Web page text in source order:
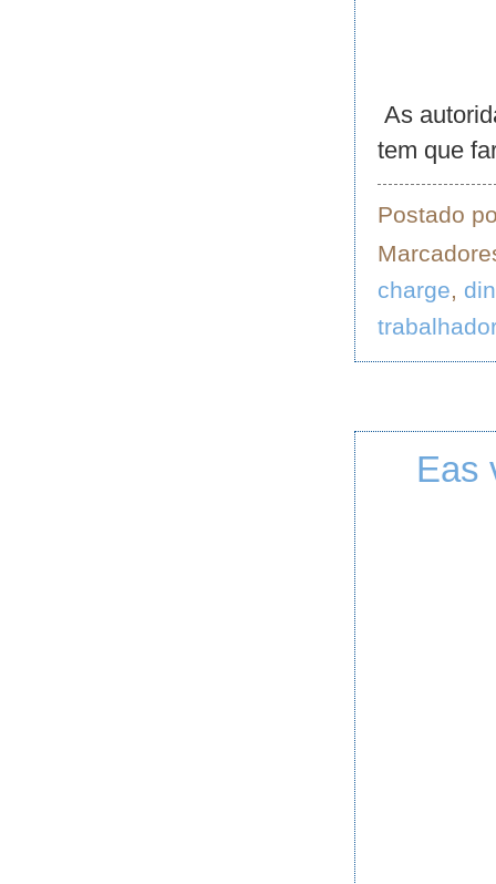
As
tem que
Postado
charge
trabalhador
Eas